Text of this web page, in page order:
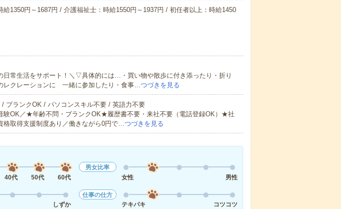
給1350円～1687円 / 介護福祉士：時給1550円～1937円 / 初任者以上：時給1450
日常生活をサポート！＼▽具体的には…・買い物や散歩に付き添ったり・折り
レクレーションに 一緒に参加したり・食事…つづきを見る
ブランクOK / パソコンスキル不要 / 英語力不要
験OK／★年齢不問・ブランクOK★履歴書不要・来社不要（電話登録OK）★社
格取得支援制度あり／働きながら0円で…つづきを見る
40代 50代 60代
男女比率
女性
男性
しずか
仕事の仕方
テキパキ
コツコツ